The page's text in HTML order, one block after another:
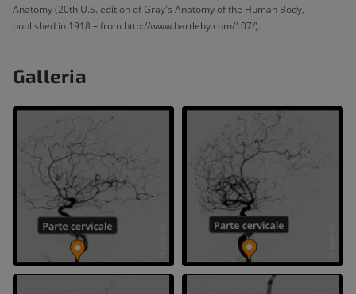
Anatomy (20th U.S. edition of Gray's Anatomy of the Human Body,
published in 1918 – from http://www.bartleby.com/107/).
Galleria